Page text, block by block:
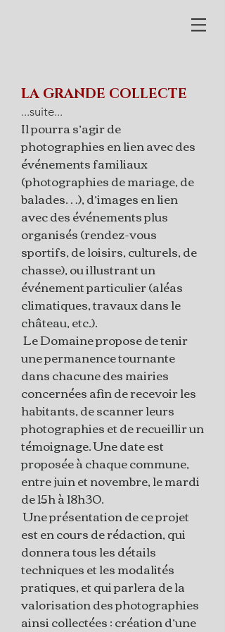
LA GRANDE COLLECTE
​...suite...
Il pourra s’agir de
photographies en lien avec des
événements familiaux
(photographies de mariage, de
balades…), d’images en lien
avec des événements plus
organisés (rendez-vous
sportifs, de loisirs, culturels, de
chasse), ou illustrant un
événement particulier (aléas
climatiques, travaux dans le
château, etc.).
Le Domaine propose de tenir
une permanence tournante
dans chacune des mairies
concernées afin de recevoir les
habitants, de scanner leurs
photographies et de recueillir un
témoignage. Une date est
proposée à chaque commune,
entre juin et novembre, le mardi
de 15h à 18h30.
Une présentation de ce projet
est en cours de rédaction, qui
donnera tous les détails
techniques et les modalités
pratiques, et qui parlera de la
valorisation des photographies
ainsi collectées : création d’une